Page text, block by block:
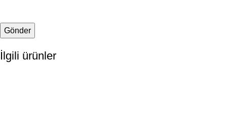
İlgili ürünler